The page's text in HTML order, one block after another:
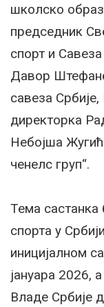
школско
председник
спорт и
Давор
савеза
директорка
Небојша
ченелс груп“.
Тема састанка
спорта у
иницијалном
јануара 2026,
Владе Србије